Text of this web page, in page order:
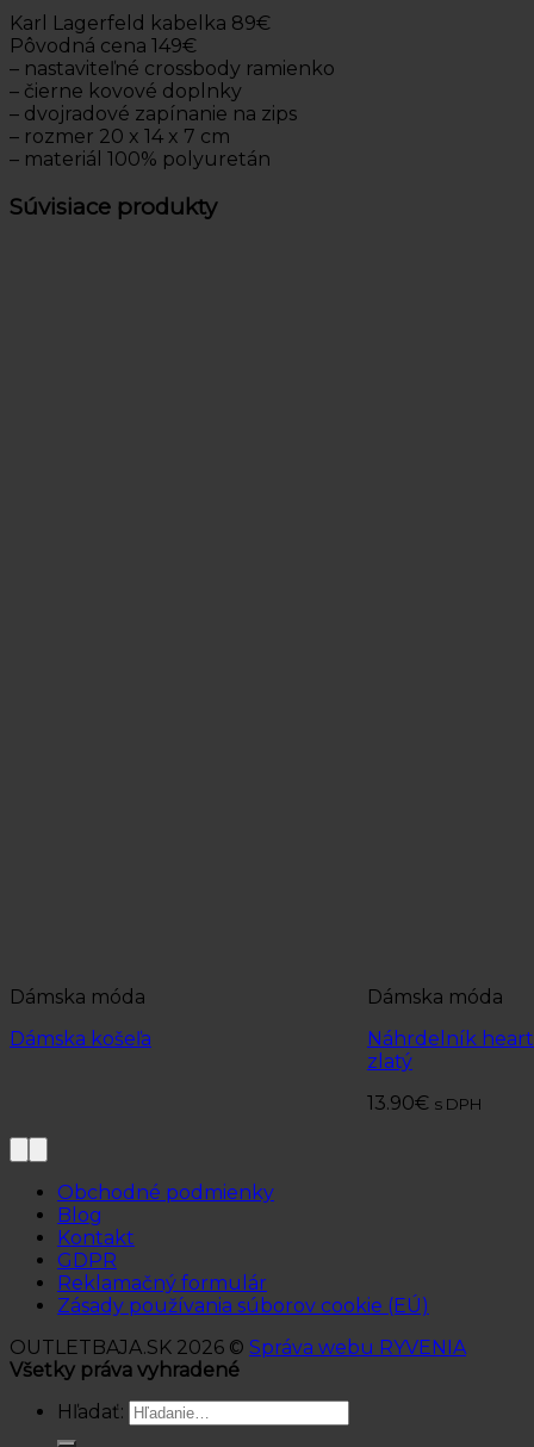
Karl Lagerfeld kabelka 89€
Pôvodná cena 149€
– nastaviteľné crossbody ramienko
– čierne kovové doplnky
– dvojradové zapínanie na zips
– rozmer 20 x 14 x 7 cm
– materiál 100% polyuretán
Súvisiace produkty
Dámska móda
Dámska košeľa
Dámska móda
Náhrdelník
zlatý
13.90€ s DPH
Obchodné podmienky
Blog
Kontakt
GDPR
Reklamačný formulár
Zásady používania súborov cookie (EÚ)
OUTLETBAJA.SK 2026 © Správa webu RYVENIA
Všetky práva vyhradené
Hľadať: